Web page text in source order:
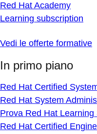
Red Hat Academy
Learning subscription
Vedi le offerte formative
In primo piano
Red Hat Certified
Red Hat System
Prova Red Hat
Red Hat Certified